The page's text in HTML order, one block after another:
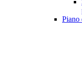
Piano